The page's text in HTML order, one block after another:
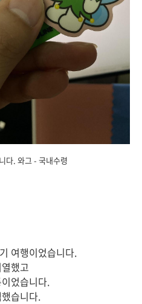
다. 와그 - 국내수령
여행이었습니다.
했고
었습니다.
습니다.